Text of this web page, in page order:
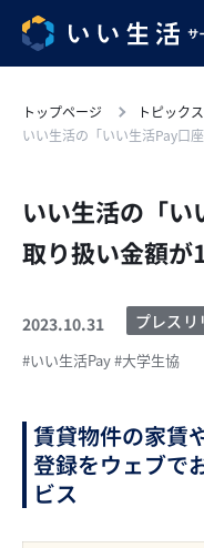
トップページ
トピックス
いい生活の「いい生活Pay口
いい生活の「
取り扱い金額が
2023.10.31 プレスリ
#いい生活Pay#大学生協
賃貸物件の家賃
登録をウェブで
ビス